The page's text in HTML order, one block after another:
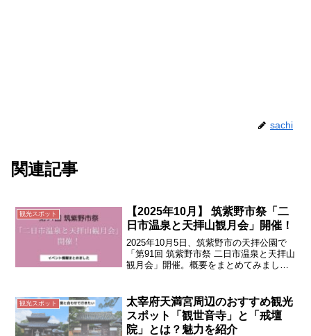
sachi
関連記事
観光スポット
【2025年10月】 筑紫野市祭「二
日市温泉と天拝山観月会」開催！
2025年10月5日、筑紫野市の天拝公園で
「第91回 筑紫野市祭 二日市温泉と天拝山
観月会」開催。概要をまとめてみまし
祭りです。
観光スポット
太宰府天満宮周辺のおすすめ観光
スポット「観世音寺」と「戒壇
院」とは？魅力を紹介